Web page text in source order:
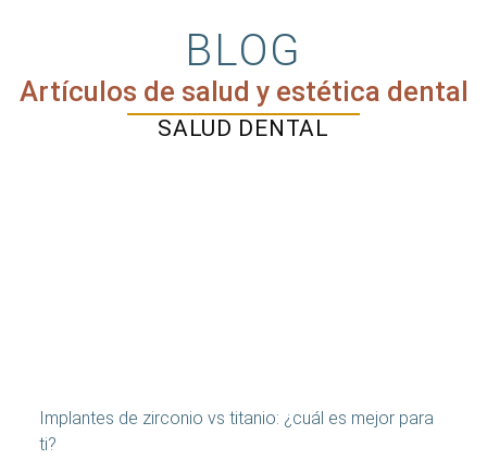
BLOG
Artículos de salud y estética dental
SALUD DENTAL
Implantes de zirconio vs titanio: ¿cuál es mejor para
ti?